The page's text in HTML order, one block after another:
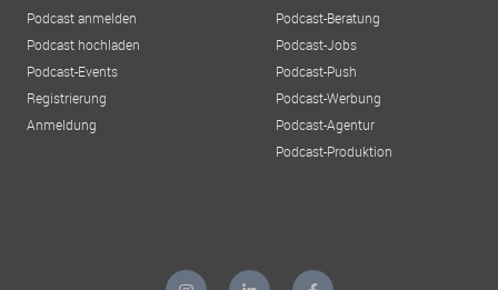
Podcast anmelden
Podcast hochladen
Podcast-Events
Registrierung
Anmeldung
Podcast-Beratung
Podcast-Jobs
Podcast-Push
Podcast-Werbung
Podcast-Agentur
Podcast-Produktion